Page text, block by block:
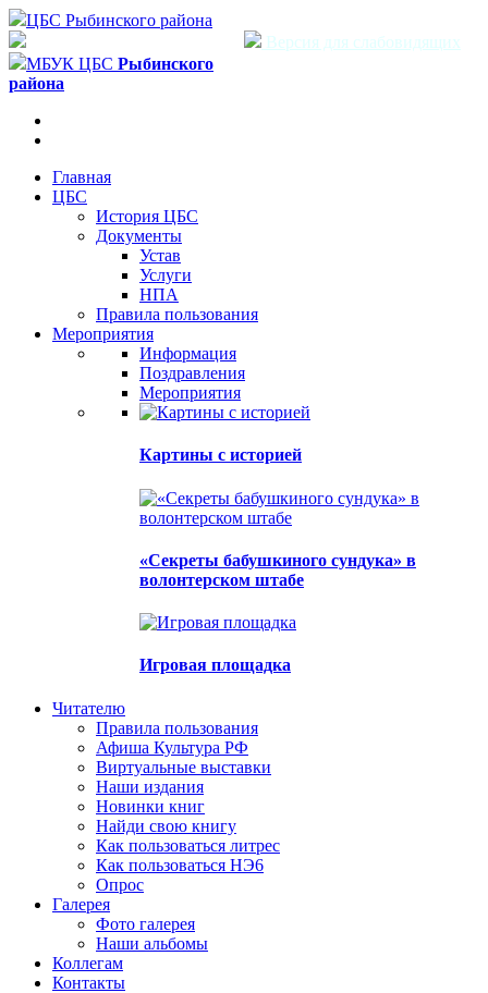
ЦБС Рыбинского района
Версия для слабовидящих
МБУК ЦБС Рыбинского
района
Главная
ЦБС
История ЦБС
Документы
Устав
Услуги
НПА
Правила пользования
Мероприятия
Информация
Поздравления
Мероприятия
Картины с историей
«Секреты бабушкиного сундука» в
волонтерском штабе
Игровая площадка
Читателю
Правила пользования
Афиша Культура РФ
Виртуальные выставки
Наши издания
Новинки книг
Найди свою книгу
Как пользоваться литрес
Как пользоваться НЭ6
Опрос
Галерея
Фото галерея
Наши альбомы
Коллегам
Контакты